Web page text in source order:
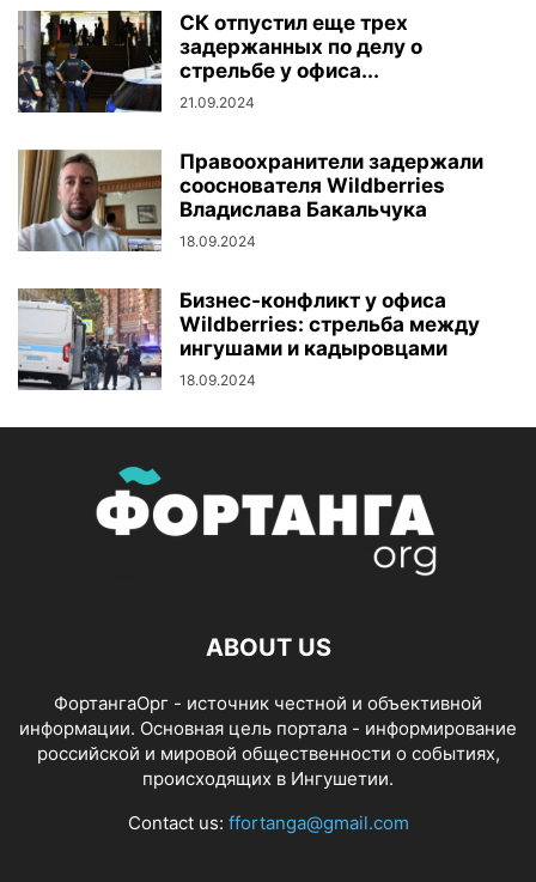
СК отпустил еще трех
задержанных по делу о
стрельбе у офиса...
21.09.2024
Правоохранители задержали
сооснователя Wildberries
Владислава Бакальчука
18.09.2024
Бизнес-конфликт у офиса
Wildberries: стрельба между
ингушами и кадыровцами
18.09.2024
ABOUT US
ФортангаОрг - источник честной и объективной
информации. Основная цель портала - информирование
российской и мировой общественности о событиях,
происходящих в Ингушетии.
Contact us: ffortanga@gmail.com